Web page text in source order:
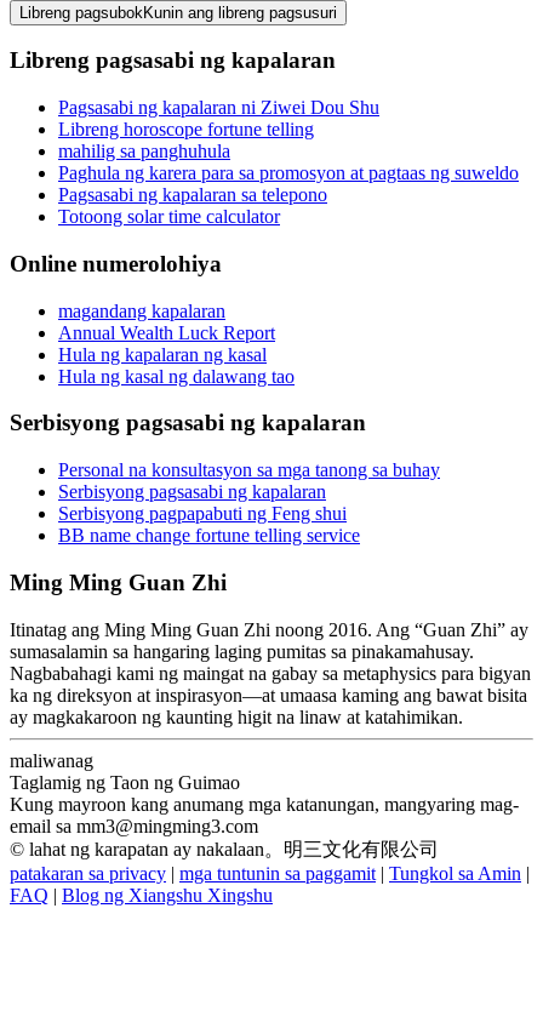
Libreng pagsubok Kunin ang libreng pagsusuri
Libreng pagsasabi ng kapalaran
Pagsasabi ng kapalaran ni Ziwei Dou Shu
Libreng horoscope fortune telling
mahilig sa panghuhula
Paghula ng karera para sa promosyon at pagtaas ng suweldo
Pagsasabi ng kapalaran sa telepono
Totoong solar time calculator
Online numerolohiya
magandang kapalaran
Annual Wealth Luck Report
Hula ng kapalaran ng kasal
Hula ng kasal ng dalawang tao
Serbisyong pagsasabi ng kapalaran
Personal na konsultasyon sa mga tanong sa buhay
Serbisyong pagsasabi ng kapalaran
Serbisyong pagpapabuti ng Feng shui
BB name change fortune telling service
Ming Ming Guan Zhi
Itinatag ang Ming Ming Guan Zhi noong 2016. Ang “Guan Zhi” ay
sumasalamin sa hangaring laging pumitas sa pinakamahusay.
Nagbabahagi kami ng maingat na gabay sa metaphysics para bigyan
ka ng direksyon at inspirasyon—at umaasa kaming ang bawat bisita
ay magkakaroon ng kaunting higit na linaw at katahimikan.
maliwanag
Taglamig ng Taon ng Guimao
Kung mayroon kang anumang mga katanungan, mangyaring mag-
email sa mm3@mingming3.com
© lahat ng karapatan ay nakalaan。明三文化有限公司
patakaran sa privacy | mga tuntunin sa paggamit | Tungkol sa Amin |
FAQ | Blog ng Xiangshu Xingshu